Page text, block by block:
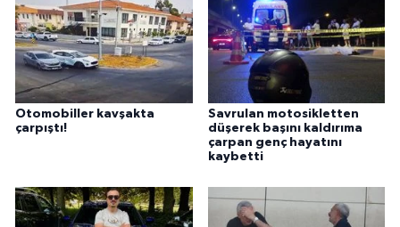
Otomobiller kavşakta
çarpıştı!
Savrulan motosikletten
düşerek başını kaldırıma
çarpan genç hayatını
kaybetti